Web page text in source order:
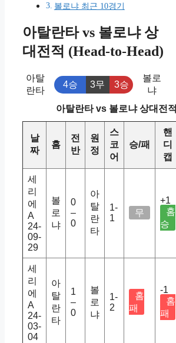
볼로냐 최근 10경기
아탈란타 vs 볼로냐 상
대전적 (Head-to-Head)
아탈
란타
4승 3무 3승
볼로
냐
아탈란타 vs 볼로냐 상대전적
날
짜
홈
전
반
원
정
스
코
어
승/패
핸
디
캡
세
리
에
A
24-
09-
29
볼
로
냐
0
–
0
아
탈
란
타
1-
1
무
+1
홈
승
세
리
에
A
24-
03-
04
아
탈
란
타
1
–
0
볼
로
냐
1-
2
홈
패
-1
홈
패